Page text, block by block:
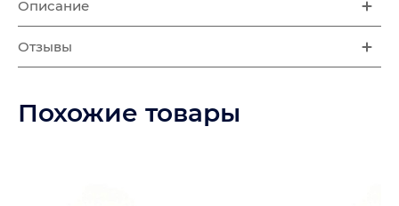
Описание
Отзывы
Похожие товары